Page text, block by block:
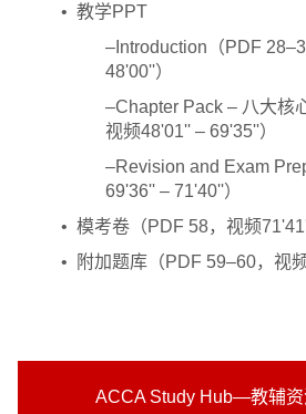
• 教学PPT
–Introduction（PDF
48'00''）
–Chapter Pack – 八大核
视频48'01'' – 69'35''）
–Revision and Exam
69'36'' – 71'40''）
• 模考卷（PDF 58，视频
• 附加题库（PDF 59–60，视
ACCA Study Hub—教辅